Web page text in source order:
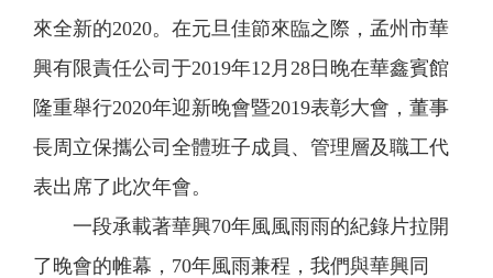
來全新的2020。在元旦佳節來臨之際，孟州市華
興有限責任公司于2019年12月28日晚在華鑫賓館
隆重舉行2020年迎新晚會暨2019表彰大會，董事
長周立保攜公司全體班子成員、管理層及職工代
表出席了此次年會。
一段承載著華興70年風風雨雨的紀錄片拉開
了晚會的帷幕，70年風雨兼程，我們與華興同